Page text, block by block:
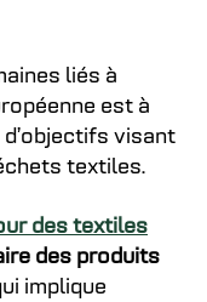
liés à
est à
visant
textiles.
des textiles
des produits
implique